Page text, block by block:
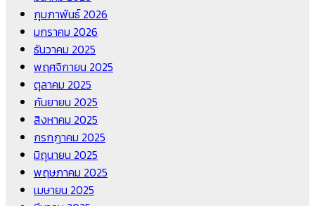
กุมภาพันธ์ 2026
มกราคม 2026
ธันวาคม 2025
พฤศจิกายน 2025
ตุลาคม 2025
กันยายน 2025
สิงหาคม 2025
กรกฎาคม 2025
มิถุนายน 2025
พฤษภาคม 2025
เมษายน 2025